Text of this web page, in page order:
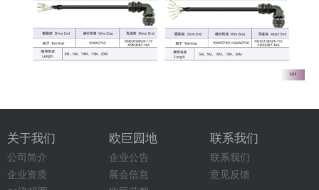
关于我们
公司简介
企业资质
欧巨园地
企业公告
展会信息
联系我们
联系我们
意见反馈